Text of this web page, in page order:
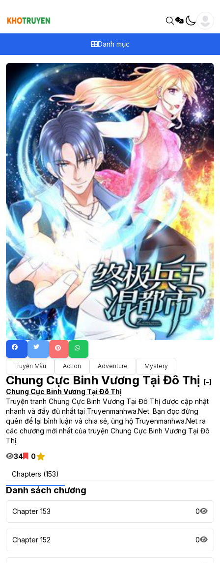
Danh mục
Truyện Màu Action Adventure Mystery
Chung Cực Binh Vương Tại Đô Thị [-]
Chung Cực Binh Vương Tại Đô Thị
Truyện tranh Chung Cực Binh Vương Tại Đô Thị được cập nhật
nhanh và đầy đủ nhất tại Truyenmanhwa.Net. Bạn đọc đừng
quên để lại bình luận và chia sẻ, ủng hộ Truyenmanhwa.Net ra
các chương mới nhất của truyện Chung Cực Binh Vương Tại Đô
Thị.
34
0
Chapters (153)
Danh sách chương
Chapter 153 0
Chapter 152 0